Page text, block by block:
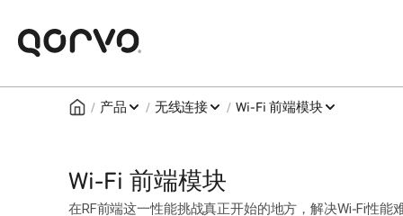
/ 产品 / 无线连接 / Wi‑Fi 前端模块
Wi‑Fi 前端模块
在RF前端这一性能挑战真正开始的地方，解决Wi‑Fi性能